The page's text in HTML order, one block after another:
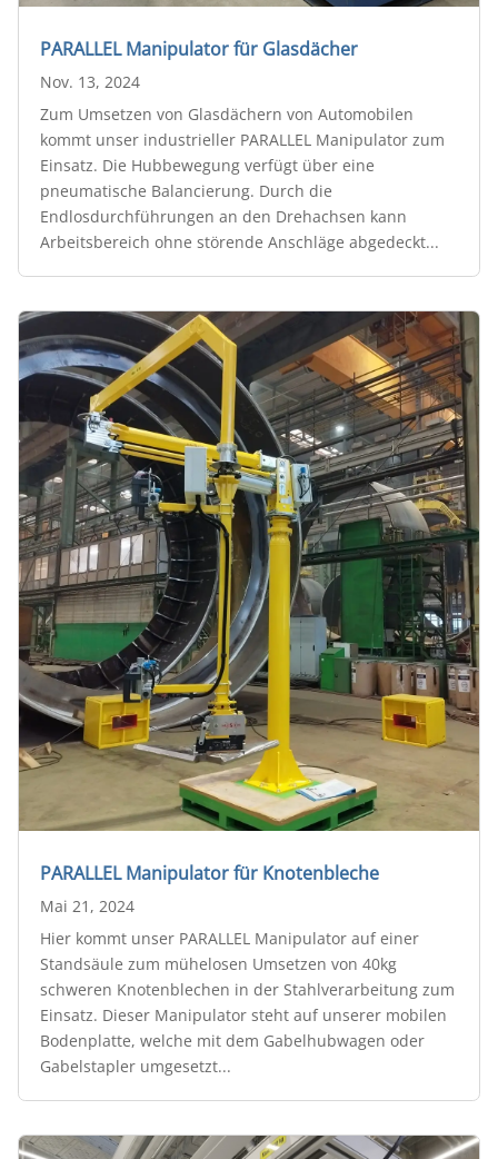
PARALLEL Manipulator für Glasdächer
Nov. 13, 2024
Zum Umsetzen von Glasdächern von Automobilen
kommt unser industrieller PARALLEL Manipulator zum
Einsatz. Die Hubbewegung verfügt über eine
pneumatische Balancierung. Durch die
Endlosdurchführungen an den Drehachsen kann
Arbeitsbereich ohne störende Anschläge abgedeckt...
PARALLEL Manipulator für Knotenbleche
Mai 21, 2024
Hier kommt unser PARALLEL Manipulator auf einer
Standsäule zum mühelosen Umsetzen von 40kg
schweren Knotenblechen in der Stahlverarbeitung zum
Einsatz. Dieser Manipulator steht auf unserer mobilen
Bodenplatte, welche mit dem Gabelhubwagen oder
Gabelstapler umgesetzt...